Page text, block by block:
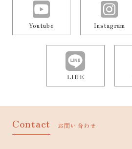
Youtube Instagram
LINE
Contact お問い合わせ